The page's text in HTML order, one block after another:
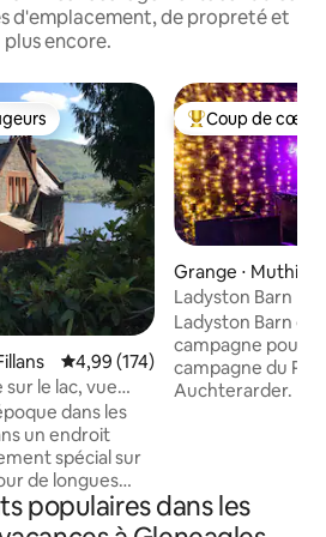
d'emplacement, de propreté et
plus encore.
les plus appréciés
Évaluation moyenne sur la
4,99 (174)
le lac, vue
dans les
un endroit
spécial sur
pause en famille
spéciale
Coups de cœur
Coup de cœur
Grange ⋅ Muthill
Ladyston Barn
Ladyston Barn
campagne pour
campagne du
Auchterarder. Nous
réserve de
l'avance) Poêle à
populaires dans les